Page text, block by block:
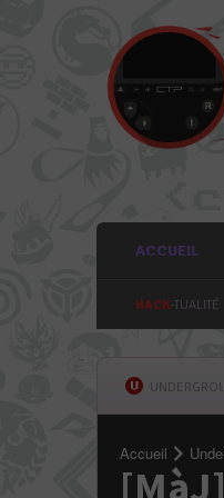
ACCUEIL
HACK-TUALITÉ
Accueil